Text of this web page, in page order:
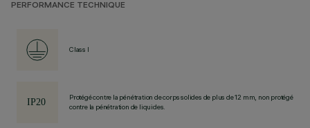
PERFORMANCE TECHNIQUE
Class I
Protégé contre la pénétration de corps solides de plus de 12 mm, non protégé
contre la pénétration de liquides.